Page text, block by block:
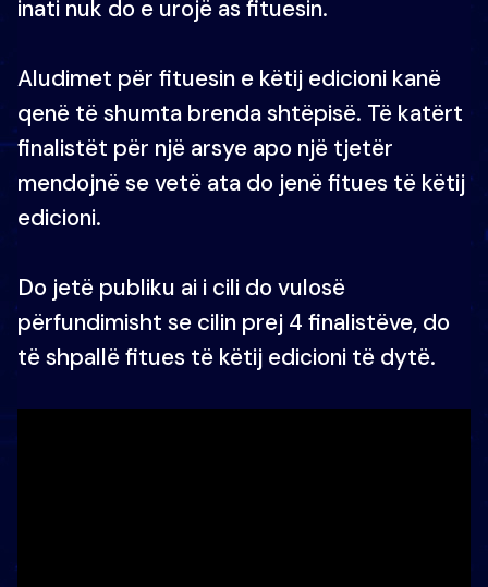
inati nuk do e urojë as fituesin.
Aludimet për fituesin e këtij edicioni kanë
qenë të shumta brenda shtëpisë. Të katërt
finalistët për një arsye apo një tjetër
mendojnë se vetë ata do jenë fitues të këtij
edicioni.
Do jetë publiku ai i cili do vulosë
përfundimisht se cilin prej 4 finalistëve, do
të shpallë fitues të këtij edicioni të dytë.